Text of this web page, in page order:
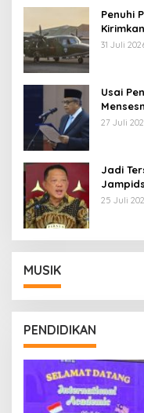
Penuhi
AU
31 Juli
Usai
27 Juli
Jadi
25 Juli
MUSIK
PENDIDIKAN